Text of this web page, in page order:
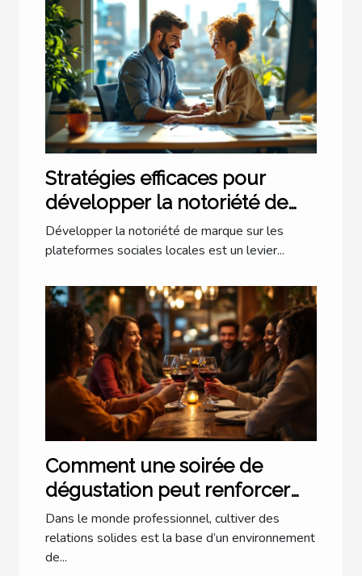
Stratégies efficaces pour
développer la notoriété de
marque via les plateformes
sociales locales
Développer la notoriété de marque sur les
plateformes sociales locales est un levier...
Comment une soirée de
dégustation peut renforcer
les liens professionnels ?
Dans le monde professionnel, cultiver des
relations solides est la base d’un environnement
de...